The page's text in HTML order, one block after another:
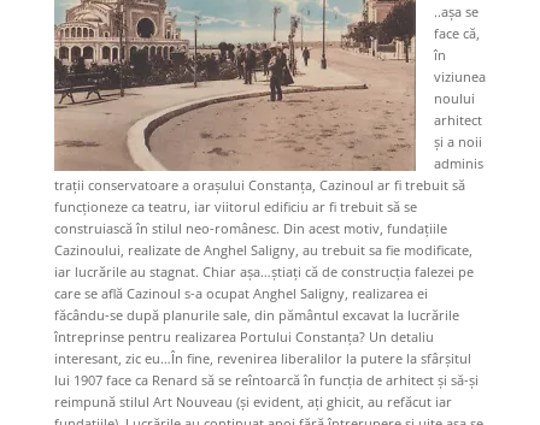
..așa se
face că,
în
viziunea
noului
arhitect
și a noii
adminis
trații conservatoare a orașului Constanța, Cazinoul ar fi trebuit să
funcționeze ca teatru, iar viitorul edificiu ar fi trebuit să se
construiască în stilul neo-românesc. Din acest motiv, fundațiile
Cazinoului, realizate de Anghel Saligny, au trebuit sa fie modificate,
iar lucrările au stagnat. Chiar așa…știați că de construcția falezei pe
care se află Cazinoul s-a ocupat Anghel Saligny, realizarea ei
făcându-se după planurile sale, din pământul excavat la lucrările
întreprinse pentru realizarea Portului Constanța? Un detaliu
interesant, zic eu…În fine, revenirea liberalilor la putere la sfârșitul
lui 1907 face ca Renard să se reîntoarcă în funcția de arhitect și să-și
reimpună stilul Art Nouveau (și evident, ați ghicit, au refăcut iar